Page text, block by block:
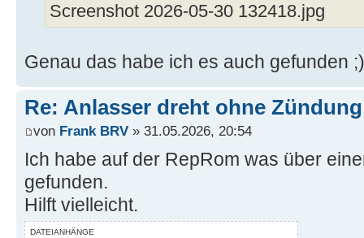
Screenshot 2026-05-30 132418.jpg
Genau das habe ich es auch gefunden ;)
Re: Anlasser dreht ohne Zündung
von Frank BRV » 31.05.2026, 20:54
Ich habe auf der RepRom was über
gefunden.
Hilft vielleicht.
DATEIANHÄNGE